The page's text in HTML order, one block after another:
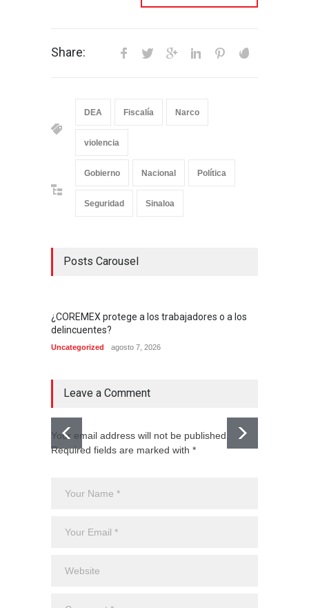
Share:
DEA Fiscalía Narco
violencia
Gobierno Nacional Política
Seguridad Sinaloa
Posts Carousel
¿COREMEX protege a los trabajadores o a los
delincuentes?
Uncategorized agosto 7, 2026
Leave a Comment
Your email address will not be published.
Required fields are marked with *